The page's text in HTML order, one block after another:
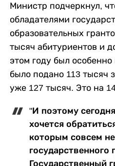
Министр подчеркнул,
обладателями
образовательных
тысяч абитуриентов и
этом году был
было подано 113 тысяч
уже 127 тысяч. Это на
"И поэтому
хочется
которым совсем
государственного
Государственный